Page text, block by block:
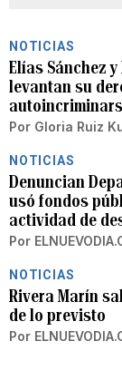
NOTICIAS
Elías Sánchez
levantan su
Por Gloria Ruiz
NOTICIAS
Denuncian
usó fondos
actividad de
Por
NOTICIAS
Rivera Marín
de lo previsto
Por